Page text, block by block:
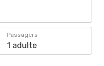
Passagers
1 adulte